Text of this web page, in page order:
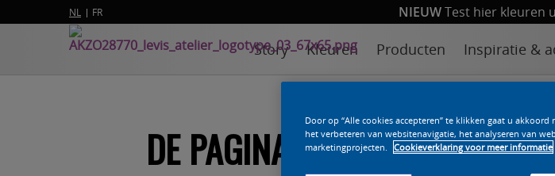
NL FR NIEUWTest hier kleuren
Story Kleuren Producten Inspiratie &
DE PAGINA DIE JE
Door op “Alle cookies accepteren” te klikken gaat u
het verbeteren van websitenavigatie, het analyseren van
marketingprojecten.
Cookieverklaring voor meer informatie